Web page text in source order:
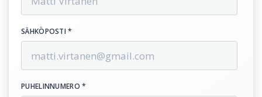
SÄHKÖPOSTI *
PUHELINNUMERO *